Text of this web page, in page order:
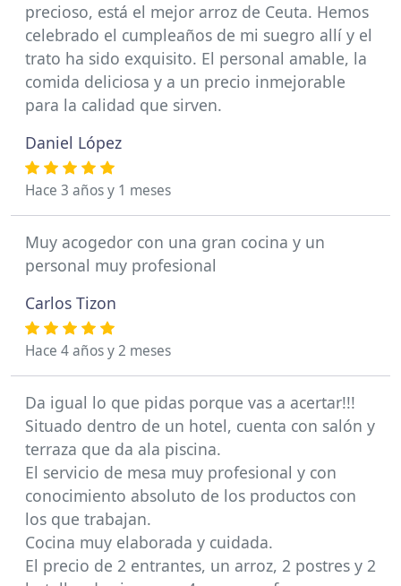
precioso, está el mejor arroz de Ceuta. Hemos
celebrado el cumpleaños de mi suegro allí y el
trato ha sido exquisito. El personal amable, la
comida deliciosa y a un precio inmejorable
para la calidad que sirven.
Daniel López
Hace 3 años y 1 meses
Muy acogedor con una gran cocina y un
personal muy profesional
Carlos Tizon
Hace 4 años y 2 meses
Da igual lo que pidas porque vas a acertar!!!
Situado dentro de un hotel, cuenta con salón y
terraza que da ala piscina.
El servicio de mesa muy profesional y con
conocimiento absoluto de los productos con
los que trabajan.
Cocina muy elaborada y cuidada.
El precio de 2 entrantes, un arroz, 2 postres y 2